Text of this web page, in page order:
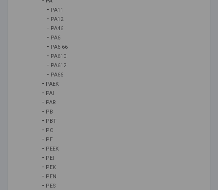
- PA11
- PA12
- PA46
- PA6
- PA6-66
- PA610
- PA612
- PA66
- PAEK
- PAI
- PAR
- PB
- PBT
- PC
- PE
- PEEK
- PEI
- PEK
- PEN
- PES